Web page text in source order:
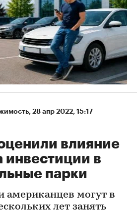
⁠, 28 апр 2022, 15:17
влияние
инвестиции в
парки
американцев могут в
лет занять